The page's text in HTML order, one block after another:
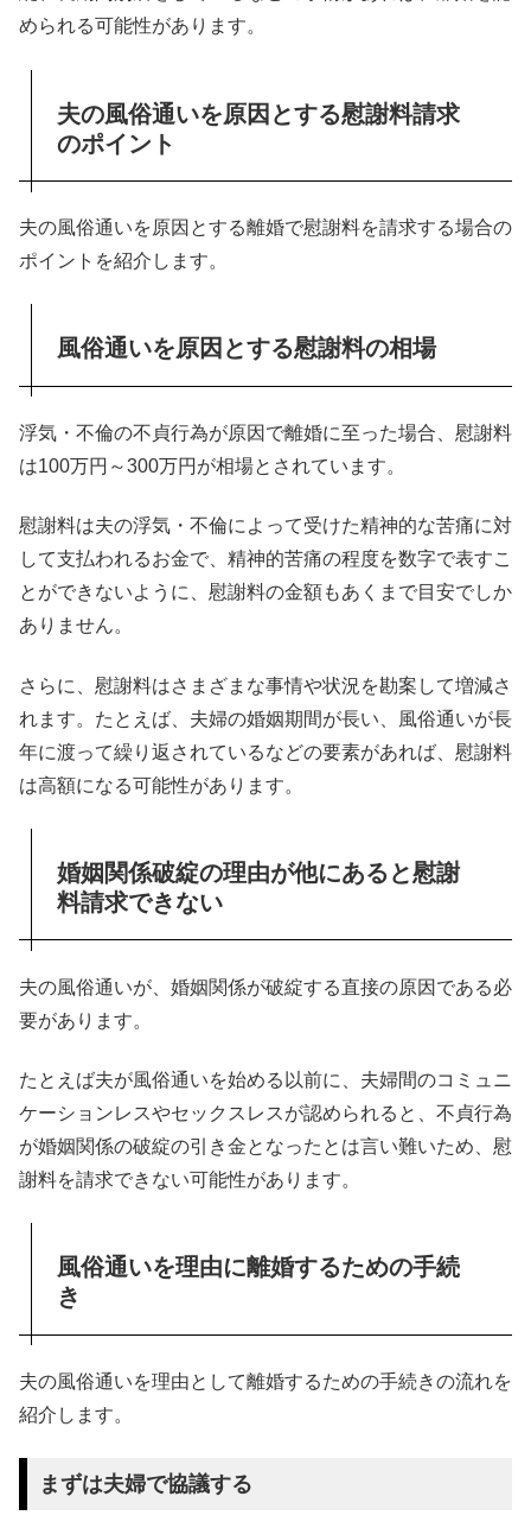
められる可能性があります。
夫の風俗通いを原因とする慰謝料請求
のポイント
夫の風俗通いを原因とする離婚で慰謝料を請求する場合の
ポイントを紹介します。
風俗通いを原因とする慰謝料の相場
浮気・不倫の不貞行為が原因で離婚に至った場合、慰謝料
は100万円～300万円が相場とされています。
慰謝料は夫の浮気・不倫によって受けた精神的な苦痛に対
して支払われるお金で、精神的苦痛の程度を数字で表すこ
とができないように、慰謝料の金額もあくまで目安でしか
ありません。
さらに、慰謝料はさまざまな事情や状況を勘案して増減さ
れます。たとえば、夫婦の婚姻期間が長い、風俗通いが長
年に渡って繰り返されているなどの要素があれば、慰謝料
は高額になる可能性があります。
婚姻関係破綻の理由が他にあると慰謝
料請求できない
夫の風俗通いが、婚姻関係が破綻する直接の原因である必
要があります。
たとえば夫が風俗通いを始める以前に、夫婦間のコミュニ
ケーションレスやセックスレスが認められると、不貞行為
が婚姻関係の破綻の引き金となったとは言い難いため、慰
謝料を請求できない可能性があります。
風俗通いを理由に離婚するための手続
き
夫の風俗通いを理由として離婚するための手続きの流れを
紹介します。
まずは夫婦で協議する